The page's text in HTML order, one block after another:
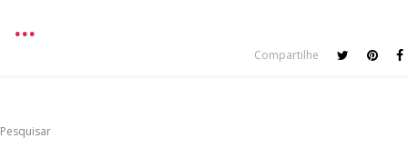
Compartilhe
Pesquisar